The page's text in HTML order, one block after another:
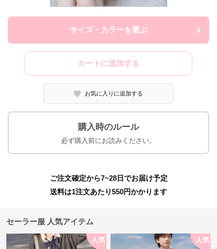
サイズ・カラーを選ぶ
カートに追加する
お気に入りに追加する
購入時のルール
必ず購入前にお読みください。
ご注文確定から7~28日でお届け予定
送料は1注文あたり550円かかります
セーラー服 人気アイテム
人気 人気